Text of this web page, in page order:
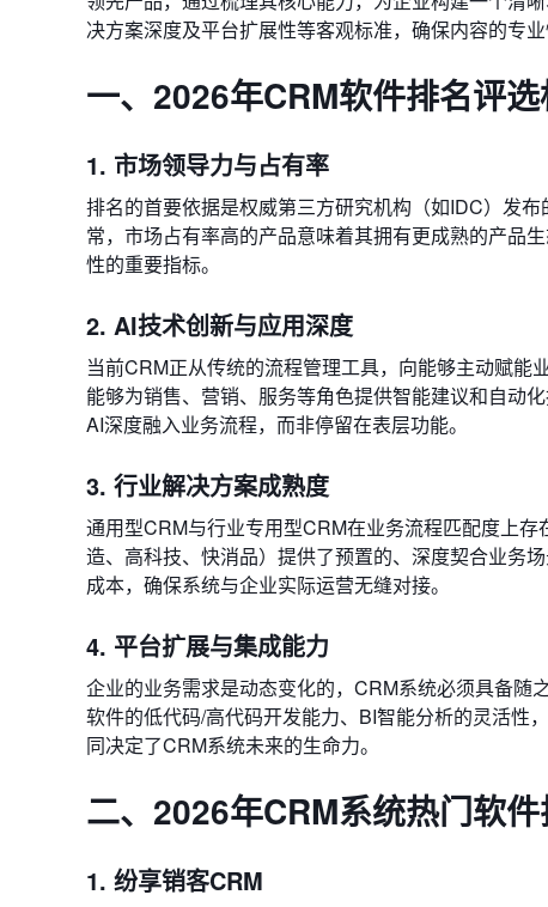
决方案深度及平台扩展性等客观标准，确保内容的专业
一、2026年CRM软件排名评
1. 市场领导力与占有率
排名的首要依据是权威第三方研究机构（如IDC）发
常，市场占有率高的产品意味着其拥有更成熟的产品
性的重要指标。
2. AI技术创新与应用深度
当前CRM正从传统的流程管理工具，向能够主动赋能
能够为销售、营销、服务等角色提供智能建议和自动
AI深度融入业务流程，而非停留在表层功能。
3. 行业解决方案成熟度
通用型CRM与行业专用型CRM在业务流程匹配度上
造、高科技、快消品）提供了预置的、深度契合业务
成本，确保系统与企业实际运营无缝对接。
4. 平台扩展与集成能力
企业的业务需求是动态变化的，CRM系统必须具备随
软件的低代码/高代码开发能力、BI智能分析的灵活性
同决定了CRM系统未来的生命力。
二、2026年CRM系统热门软
1. 纷享销客CRM